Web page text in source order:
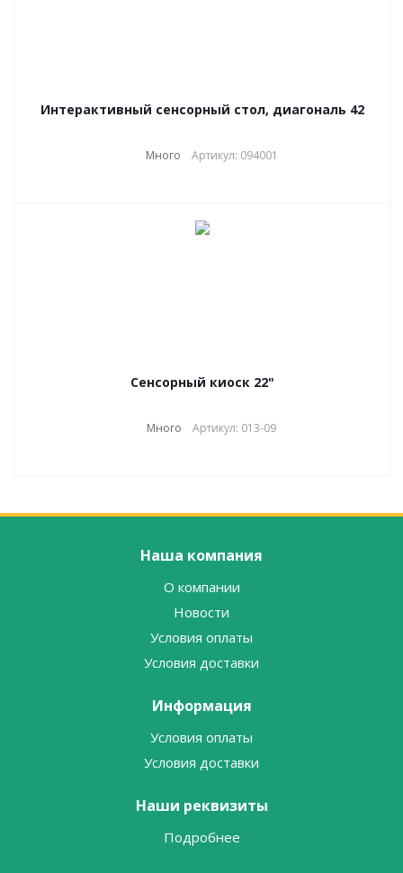
Интерактивный сенсорный стол, диагональ 42
Много Артикул: 094001
Сенсорный киоск 22"
Много Артикул: 013-09
Наша компания
О компании
Новости
Условия оплаты
Условия доставки
Информация
Условия оплаты
Условия доставки
Наши реквизиты
Подробнее